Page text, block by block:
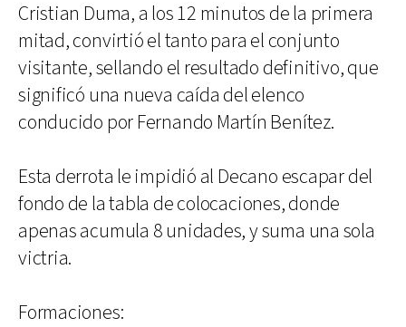
Cristian Duma, a los 12 minutos de la primera
mitad, convirtió el tanto para el conjunto
visitante, sellando el resultado definitivo, que
significó una nueva caída del elenco
conducido por Fernando Martín Benítez.
Esta derrota le impidió al Decano escapar del
fondo de la tabla de colocaciones, donde
apenas acumula 8 unidades, y suma una sola
victria.
Formaciones: